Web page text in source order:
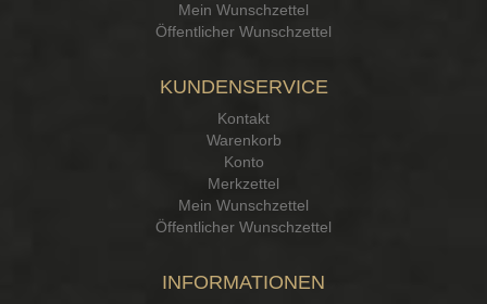
Mein Wunschzettel
Öffentlicher Wunschzettel
KUNDENSERVICE
Kontakt
Warenkorb
Konto
Merkzettel
Mein Wunschzettel
Öffentlicher Wunschzettel
INFORMATIONEN